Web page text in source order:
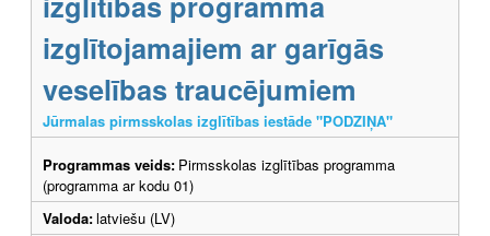
izglītojamajiem ar garīgās
veselības traucējumiem
Jūrmalas pirmsskolas izglītības iestāde "PODZIŅA"
Programmas veids: Pirmsskolas izglītības programma
(programma ar kodu 01)
Valoda:latviešu (LV)